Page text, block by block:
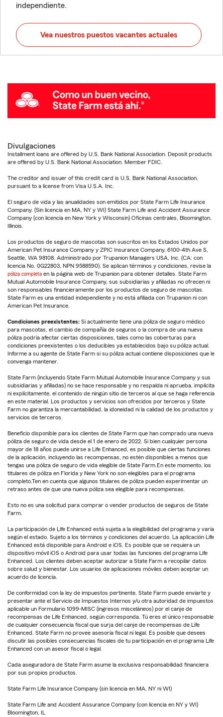
independiente.
Vea nuestros puestos vacantes actuales
Divulgaciones
Installment loans are offered by U.S. Bank National Association. Deposit products
are offered by U.S. Bank National Association. Member FDIC.
The creditor and issuer of this credit card is U.S. Bank National Association,
pursuant to a license from Visa U.S.A. Inc.
El seguro de vida y las anualidades son emitidos por State Farm Life Insurance
Company. (Sin licencia en MA, NY y WI) State Farm Life and Accident Assurance
Company (con licencia en New York y Wisconsin) Oficinas centrales, Bloomington,
Illinois.
Los productos de seguro de mascotas son suscritos en los Estados Unidos por
American Pet Insurance Company y ZPIC Insurance Company, 6100-4th Ave S,
Seattle, WA 98108. Administrado por Trupanion Managers USA, Inc. (CA: con
licencia No. 0G22803, NPN 9588590). Se aplican términos y condiciones, revise la
póliza completa en la página web de Trupanion para obtener detalles. State Farm
Mutual Automobile Insurance Company, sus subsidiarias y afiliadas no ofrecen ni
son responsables financieramente por los productos de seguro de mascotas.
State Farm es una entidad independiente y no está afiliada con Trupanion ni con
American Pet Insurance.
Condiciones preexistentes: Si actualmente tiene una póliza de seguro médico
para mascotas, el cambio de compañía de seguros o la compra de una nueva
póliza podría afectar ciertas disposiciones, tales como las coberturas para
condiciones preexistentes o los deducibles ya establecidos bajo su póliza actual.
Informe a su agente de State Farm si su póliza actual contiene disposiciones que le
convenga mantener.
State Farm (incluyendo State Farm Mutual Automobile Insurance Company y sus
subsidiarias y afiliadas) no se hace responsable y no respalda ni aprueba, implícita
ni explícitamente, el contenido de ningún sitio de terceros al que se haga referencia
en este material. Los productos y servicios son ofrecidos por terceros y State
Farm no garantiza la mercantabilidad, la idoneidad ni la calidad de los productos y
servicios de terceros.
Beneficio disponible para los clientes de State Farm que han comprado una nueva
póliza de seguro de vida desde el 1 de enero de 2022. Si bien cualquier persona
mayor de 18 años puede unirse a Life Enhanced, es posible que ciertas funciones
de la aplicación, incluyendo las recompensas, no estén disponibles a menos que
tengas una póliza de seguro de vida elegible de State Farm.En este momento, los
titulares de póliza en Florida y New York no son elegibles para el programa
completo.Ten en cuenta que algunos titulares de póliza pueden experimentar un
retraso antes de que una nueva póliza sea elegible para recompensas.
Esto no es una solicitud para comprar o vender productos de seguros de State
Farm.
La participación de Life Enhanced está sujeta a la elegibilidad del programa y varía
según el estado. Sujeto a los términos y condiciones del acuerdo. La aplicación Life
Enhanced está disponible para Android e iOS. Es posible que se requiera un
dispositivo móvil iOS o Android para usar todas las funciones del programa Life
Enhanced. Los clientes deben aceptar autorizar a State Farm a recopilar datos
sobre salud y bienestar. Los usuarios de aplicaciones móviles deben aceptar un
acuerdo de licencia.
De conformidad con la ley de impuestos pertinente, State Farm puede enviarte y
presentar ante el Servicio de Impuestos Internos y/u otra autoridad de impuestos
aplicable un Formulario 1099-MISC (ingresos misceláneos) por el canje de
recompensas de Life Enhanced, según corresponda. Tú eres el único responsable
de cualquier consecuencia fiscal que surja del canje de recompensas de Life
Enhanced. State Farm no provee asesoría fiscal ni legal. Es posible que desees
discutir las posibles consecuencias fiscales de tu participación en el programa Life
Enhanced con un asesor fiscal o legal.
Cada aseguradora de State Farm asume la exclusiva responsabilidad financiera
por sus propios productos.
State Farm Life Insurance Company (sin licencia en MA, NY ni WI)
State Farm Life and Accident Assurance Company (con licencia en NY y WI)
Bloomington, IL